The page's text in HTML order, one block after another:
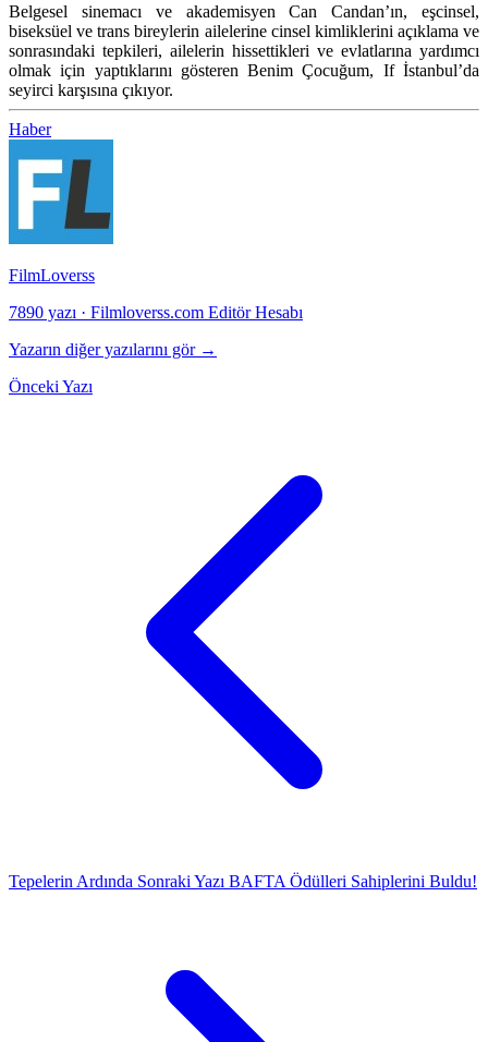
Belgesel sinemacı ve akademisyen Can Candan’ın, eşcinsel,
biseksüel ve trans bireylerin ailelerine cinsel kimliklerini açıklama ve
sonrasındaki tepkileri, ailelerin hissettikleri ve evlatlarına yardımcı
olmak için yaptıklarını gösteren Benim Çocuğum, If İstanbul’da
seyirci karşısına çıkıyor.
Haber
FilmLoverss
7890 yazı · Filmloverss.com Editör Hesabı
Yazarın diğer yazılarını gör →
Önceki Yazı
Tepelerin Ardında Sonraki Yazı BAFTA Ödülleri Sahiplerini Buldu!